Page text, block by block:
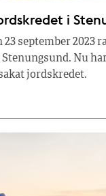
i
september 2023
Stenungsund. Nu
jordskredet.